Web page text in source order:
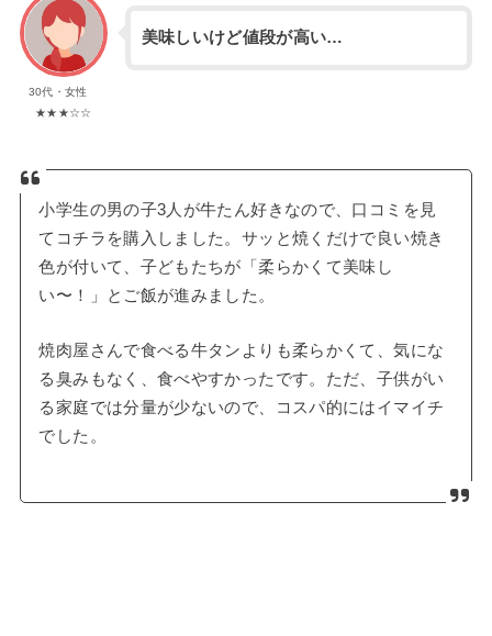
30代・女性
★★★☆☆
美味しいけど値段が高い…
小学生の男の子3人が牛たん好きなので、口コミを見
てコチラを購入しました。サッと焼くだけで良い焼き
色が付いて、子どもたちが「柔らかくて美味し
い〜！」とご飯が進みました。
焼肉屋さんで食べる牛タンよりも柔らかくて、気にな
る臭みもなく、食べやすかったです。ただ、子供がい
る家庭では分量が少ないので、コスパ的にはイマイチ
でした。